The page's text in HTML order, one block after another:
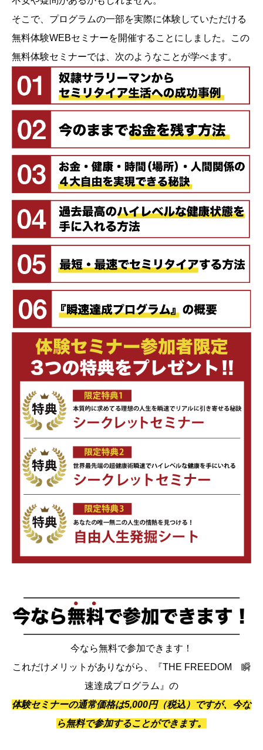
そこで、プログラムの一部を実際に体験していただける
無料体験WEBセミナーを開催することにしました。この
無料体験セミナーでは、次のようなことが学べます。
今なら無料で参加できます！
これだけメリットがありながら、『THE FREEDOM 瞬
速達成プログラム』の
体験セミナーの通常価格は5,000円（税込）ですが、今な
ら無料で参加することができます。